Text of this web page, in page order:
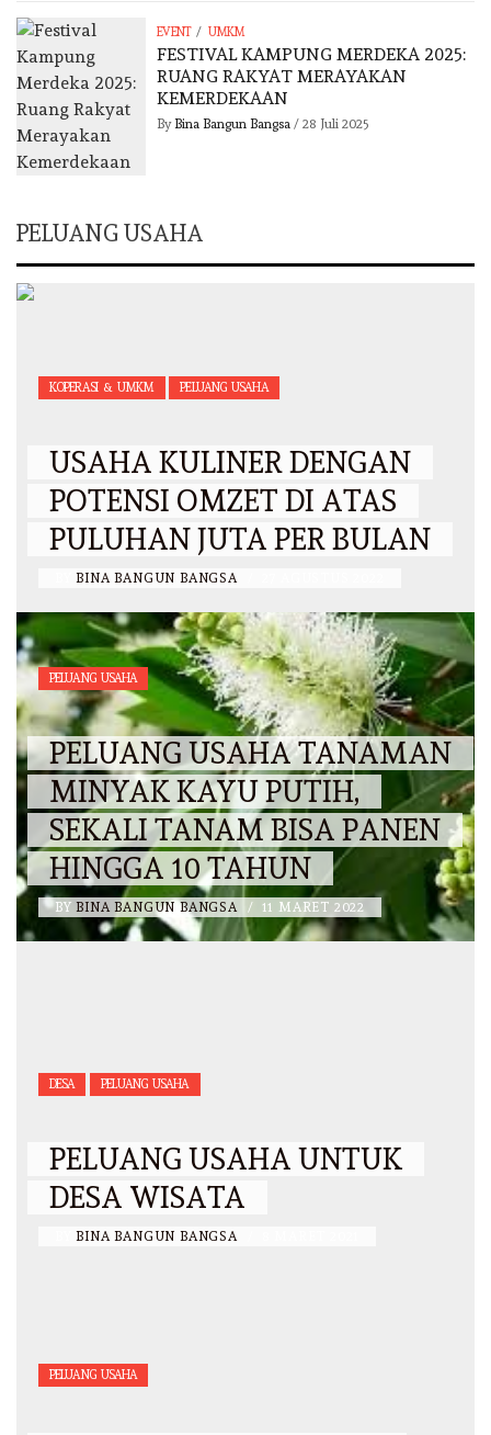
EVENT / UMKM
FESTIVAL KAMPUNG MERDEKA 2025:
RUANG RAKYAT MERAYAKAN
KEMERDEKAAN
By Bina Bangun Bangsa / 28 Juli 2025
PELUANG USAHA
KOPERASI & UMKM PELUANG USAHA
USAHA KULINER DENGAN
POTENSI OMZET DI ATAS
PULUHAN JUTA PER BULAN
BINA BANGUN BANGSA
PELUANG USAHA
PELUANG USAHA TANAMAN
MINYAK KAYU PUTIH,
SEKALI TANAM BISA PANEN
HINGGA 10 TAHUN
BY BINA BANGUN BANGSA / 11 MARET 2022
DESA PELUANG USAHA
PELUANG USAHA UNTUK
DESA WISATA
BINA BANGUN BANGSA
PELUANG USAHA